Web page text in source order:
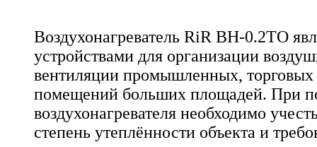
Воздухонагреватель RiR ВН-0.2ТО
устройствами для организации
вентиляции промышленных, торговых
помещений больших площадей. При
воздухонагревателя необходимо
степень утеплённости объекта и